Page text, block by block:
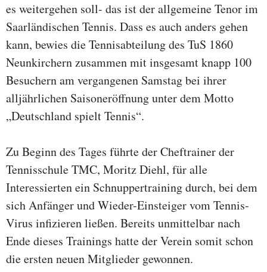
es weitergehen soll- das ist der allgemeine Tenor im
Saarländischen Tennis. Dass es auch anders gehen
kann, bewies die Tennisabteilung des TuS 1860
Neunkirchern zusammen mit insgesamt knapp 100
Besuchern am vergangenen Samstag bei ihrer
alljährlichen Saisoneröffnung unter dem Motto
„Deutschland spielt Tennis“.
Zu Beginn des Tages führte der Cheftrainer der
Tennisschule TMC, Moritz Diehl, für alle
Interessierten ein Schnuppertraining durch, bei dem
sich Anfänger und Wieder-Einsteiger vom Tennis-
Virus infizieren ließen. Bereits unmittelbar nach
Ende dieses Trainings hatte der Verein somit schon
die ersten neuen Mitglieder gewonnen.